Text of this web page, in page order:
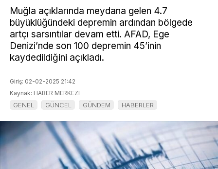
Muğla açıklarında meydana gelen 4.7
büyüklüğündeki depremin ardından bölgede
artçı sarsıntılar devam etti. AFAD, Ege
Denizi’nde son 100 depremin 45’inin
kaydedildiğini açıkladı.
Giriş: 02-02-2025 21:42
Kaynak: HABER MERKEZI
GENEL GÜNCEL GÜNDEM HABERLER